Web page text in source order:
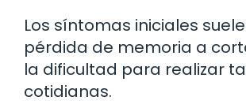
Los síntomas iniciales
pérdida de memoria a
la dificultad para realizar
cotidianas.